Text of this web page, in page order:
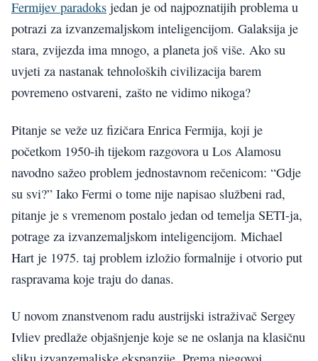
Fermijev paradoks jedan je od najpoznatijih problema u
potrazi za izvanzemaljskom inteligencijom. Galaksija je
stara, zvijezda ima mnogo, a planeta još više. Ako su
uvjeti za nastanak tehnoloških civilizacija barem
povremeno ostvareni, zašto ne vidimo nikoga?
Pitanje se veže uz fizičara Enrica Fermija, koji je
početkom 1950-ih tijekom razgovora u Los Alamosu
navodno sažeo problem jednostavnom rečenicom: “Gdje
su svi?” Iako Fermi o tome nije napisao službeni rad,
pitanje je s vremenom postalo jedan od temelja SETI-ja,
potrage za izvanzemaljskom inteligencijom. Michael
Hart je 1975. taj problem izložio formalnije i otvorio put
raspravama koje traju do danas.
U novom znanstvenom radu austrijski istraživač Sergey
Ivliev predlaže objašnjenje koje se ne oslanja na klasičnu